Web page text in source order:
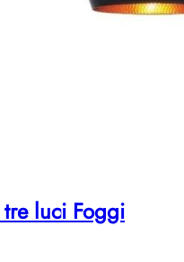
luci Foggi